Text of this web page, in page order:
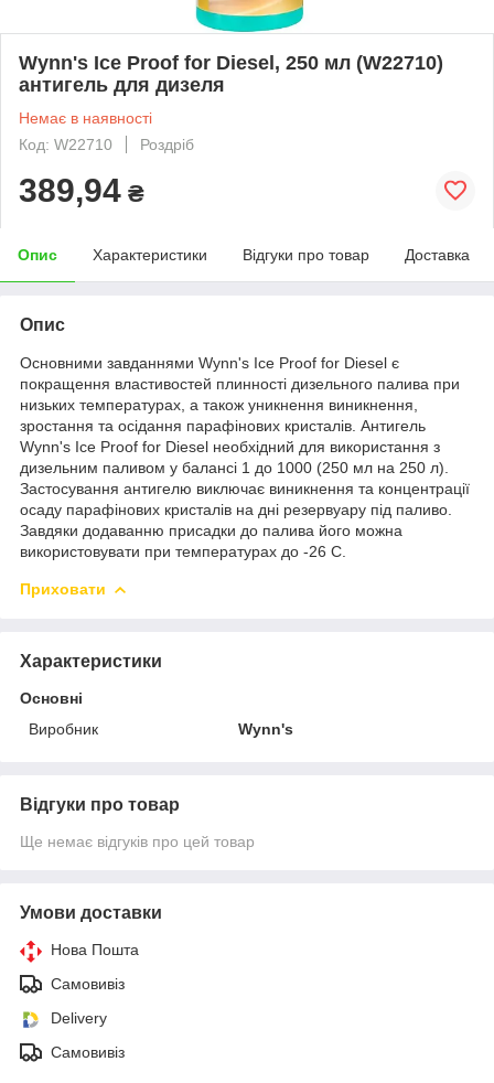
Wynn's Ice Proof for Diesel, 250 мл (W22710)
антигель для дизеля
Немає в наявності
Код: W22710
Роздріб
389,94 ₴
Опис Характеристики Відгуки про товар Доставка
Опис
Основними завданнями Wynn's Ice Proof for Diesel є
покращення властивостей плинності дизельного палива при
низьких температурах, а також уникнення виникнення,
зростання та осідання парафінових кристалів. Антигель
Wynn's Ice Proof for Diesel необхідний для використання з
дизельним паливом у балансі 1 до 1000 (250 мл на 250 л).
Застосування антигелю виключає виникнення та концентрації
осаду парафінових кристалів на дні резервуару під паливо.
Завдяки додаванню присадки до палива його можна
використовувати при температурах до -26 С.
Приховати
Характеристики
Основні
Виробник
Wynn's
Відгуки про товар
Ще немає відгуків про цей товар
Умови доставки
Нова Пошта
Самовивіз
Delivery
Самовивіз